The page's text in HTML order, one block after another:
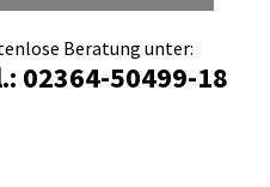
Beratung unter:
02364-50499-18